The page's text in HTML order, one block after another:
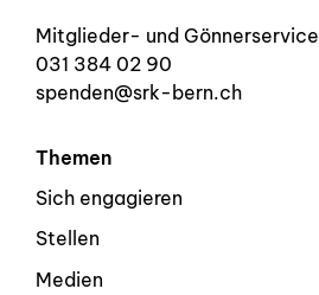
Mitglieder- und Gönnerservice
031 384 02 90
spenden@srk-bern.ch
Themen
Sich engagieren
Stellen
Medien